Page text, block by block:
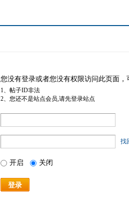
您没有登录或者您没有权限访问此页面
1、帖子ID非法
2、您还不是站点会员,请先登录站点
找
开启 关闭
登录